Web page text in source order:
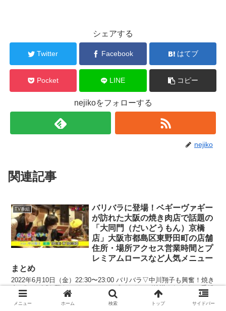
シェアする
Twitter Facebook はてブ
Pocket LINE コピー
nejikoをフォローする
nejiko
関連記事
TV番組
バリバラに登場！ベギーヴァギー
が訪れた大阪の焼き肉店で話題の
「大同門（だいどうもん）京橋
店」大阪市都島区東野田町の店舗
住所・場所アクセス営業時間とプ
レミアムロースなど人気メニュー
まとめ
2022年6月10日（金）22:30〜23:00 バリバラ▽中川翔子も興奮！焼き
肉の“ふつう”を驚きアイデアでアップデート！が放送されます。 番組
は「生きづらさを抱えるすべてのマイノリティー」にとっての“バリ
ア”をなくす、みんなのためのバリ...
メニュー ホーム 検索 トップ サイドバー